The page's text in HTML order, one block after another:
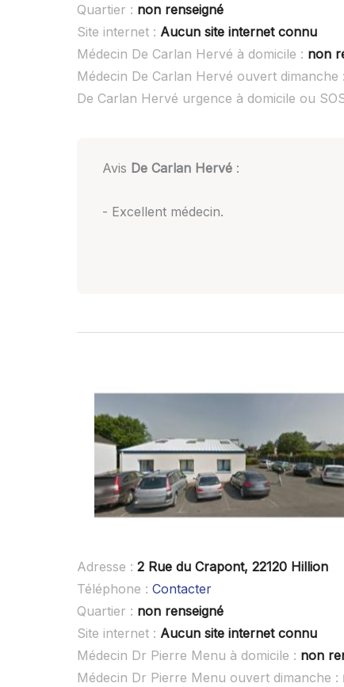
Quartier : non renseigné
Site internet : Aucun site internet connu
Médecin De Carlan Hervé à domicile : non
Médecin De Carlan Hervé ouvert dimanche :
De Carlan Hervé urgence à domicile ou
Avis De Carlan Hervé :
- Excellent médecin.
Adresse : 2 Rue du Crapont, 22120 Hillion
Téléphone : Contacter
Quartier : non renseigné
Site internet : Aucun site internet connu
Médecin Dr Pierre Menu à domicile : non
Médecin Dr Pierre Menu ouvert dimanche :